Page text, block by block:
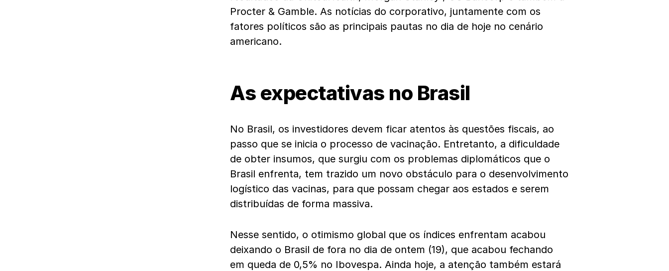
Procter & Gamble. As notícias do corporativo, juntamente com os
fatores políticos são as principais pautas no dia de hoje no cenário
americano.
As expectativas no Brasil
No Brasil, os investidores devem ficar atentos às questões fiscais, ao
passo que se inicia o processo de vacinação. Entretanto, a dificuldade
de obter insumos, que surgiu com os problemas diplomáticos que o
Brasil enfrenta, tem trazido um novo obstáculo para o desenvolvimento
logístico das vacinas, para que possam chegar aos estados e serem
distribuídas de forma massiva.
Nesse sentido, o otimismo global que os índices enfrentam acabou
deixando o Brasil de fora no dia de ontem (19), que acabou fechando
em queda de 0,5% no Ibovespa. Ainda hoje, a atenção também estará